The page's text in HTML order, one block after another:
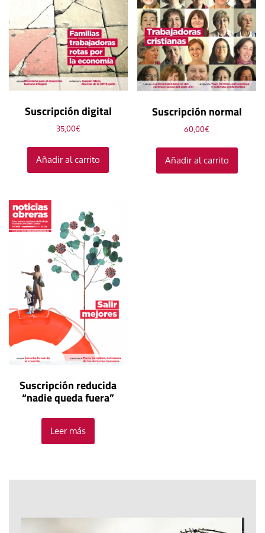
Suscripción digital
35,00€
Añadir al carrito
Suscripción normal
60,00€
Añadir al carrito
Suscripción reducida
“nadie queda fuera”
Leer más